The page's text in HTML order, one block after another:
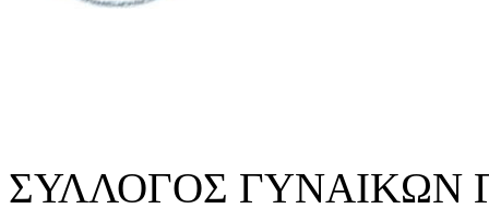
ΣΥΛΛΟΓΟΣ ΓΥΝΑΙΚΩΝ